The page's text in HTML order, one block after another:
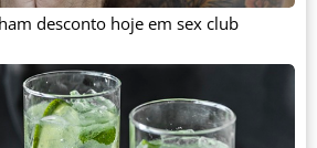
desconto hoje em sex club